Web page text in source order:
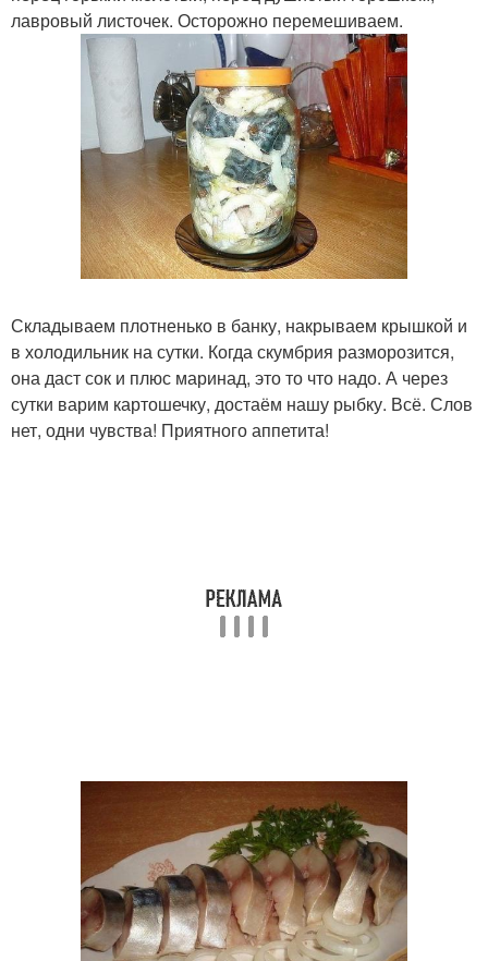
лавровый листочек. Осторожно перемешиваем.
Складываем плотненько в банку, накрываем крышкой и
в холодильник на сутки. Когда скумбрия разморозится,
она даст сок и плюс маринад, это то что надо. А через
сутки варим картошечку, достаём нашу рыбку. Всё. Слов
нет, одни чувства! Приятного аппетита!